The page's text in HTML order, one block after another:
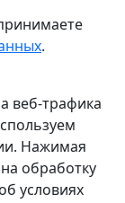
.
веб-трафика
Нажимая
обработку
условиях